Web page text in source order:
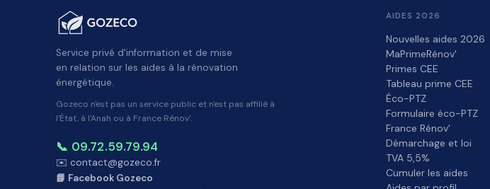
Service privé d'information et de mise
en relation sur les aides à la rénovation
énergétique.
Gozeco n'est pas un service public et n'est pas affilié à
l'État, à l'Anah ou à France Rénov'.
📞 09.72.59.79.94
✉️ contact@gozeco.fr
📘 Facebook Gozeco
AIDES 2026
Nouvelles aides 2026
MaPrimeRénov'
Primes CEE
Tableau prime CEE
Éco-PTZ
Formulaire éco-PTZ
France Rénov'
Démarchage et loi
TVA 5,5%
Cumuler les aides